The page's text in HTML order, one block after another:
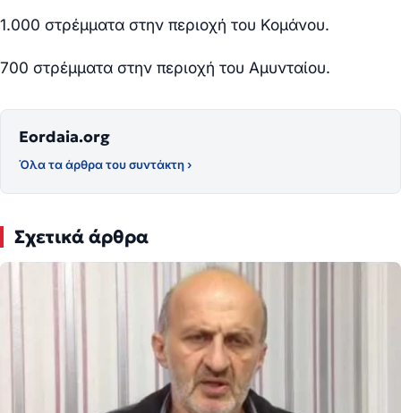
1.000 στρέμματα στην περιοχή του Κομάνου.
700 στρέμματα στην περιοχή του Αμυνταίου.
Eordaia.org
Όλα τα άρθρα του συντάκτη ›
Σχετικά άρθρα